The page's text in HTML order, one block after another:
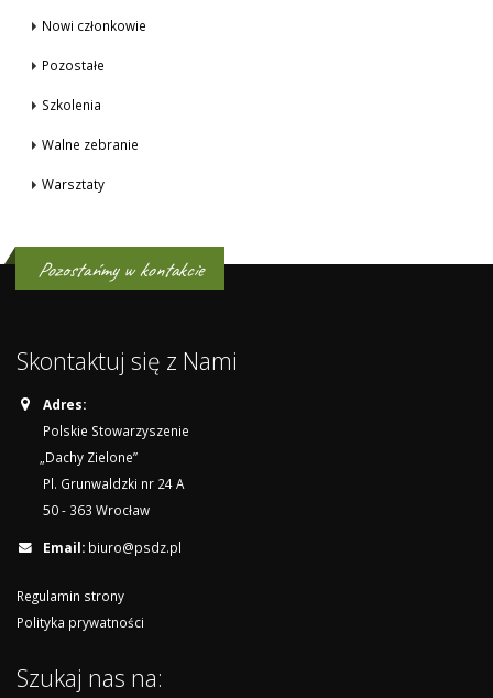
Nowi członkowie
Pozostałe
Szkolenia
Walne zebranie
Warsztaty
Pozostańmy w kontakcie
Skontaktuj się z Nami
Adres:
Polskie Stowarzyszenie
„Dachy Zielone”
Pl. Grunwaldzki nr 24 A
50 - 363 Wrocław
Email: biuro@psdz.pl
Regulamin strony
Polityka prywatności
Szukaj nas na: